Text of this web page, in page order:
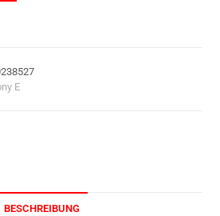
E
BESCHREIBUNG